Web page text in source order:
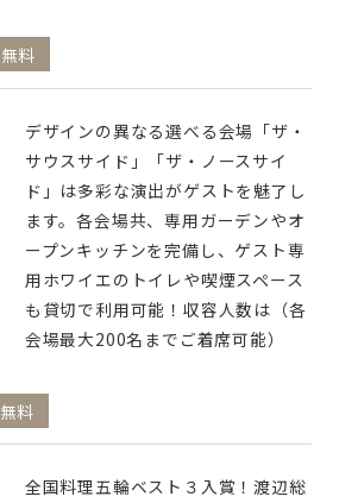
無料
デザインの異なる選べる会場「ザ・
サウスサイド」「ザ・ノースサイ
ド」は多彩な演出がゲストを魅了し
ます。各会場共、専用ガーデンやオ
ープンキッチンを完備し、ゲスト専
用ホワイエのトイレや喫煙スペース
も貸切で利用可能！収容人数は（各
会場最大200名までご着席可能）
無料
全国料理五輪ベスト３入賞！渡辺総